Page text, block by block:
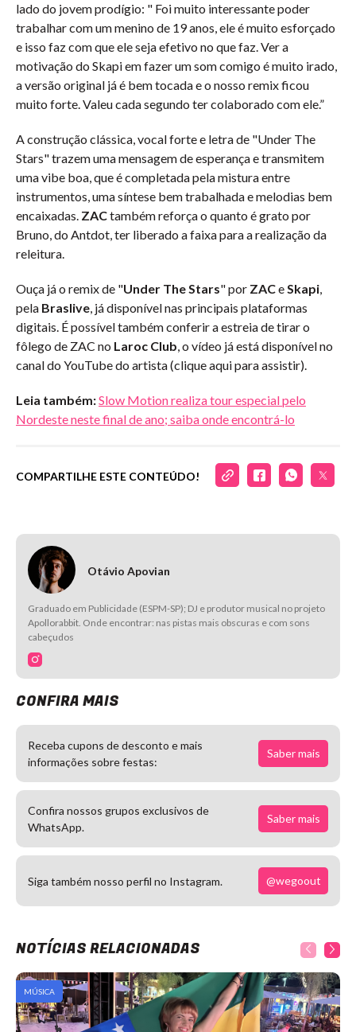
lado do jovem prodígio: " Foi muito interessante poder
trabalhar com um menino de 19 anos, ele é muito esforçado
e isso faz com que ele seja efetivo no que faz. Ver a
motivação do Skapi em fazer um som comigo é muito irado,
a versão original já é bem tocada e o nosso remix ficou
muito forte. Valeu cada segundo ter colaborado com ele.”
A construção clássica, vocal forte e letra de "Under The
Stars" trazem uma mensagem de esperança e transmitem
uma vibe boa, que é completada pela mistura entre
instrumentos, uma síntese bem trabalhada e melodias bem
encaixadas. ZACtambém reforça o quanto é grato por
Bruno, do Antdot, ter liberado a faixa para a realização da
releitura.
Ouça já o remix de "Under The Stars" por ZACeSkapi,
pela Braslive, já disponível nas principais plataformas
digitais. É possível também conferir a estreia de tirar o
fôlego de ZAC no Laroc Club, o vídeo já está disponível no
canal do YouTube do artista (clique aqui para assistir).
Leia também:Slow Motion realiza tour especial pelo
Nordeste neste final de ano; saiba onde encontrá-lo
COMPARTILHE ESTE CONTEÚDO!
Otávio Apovian
Graduado em Publicidade (ESPM-SP); DJ e produtor musical no projeto
Apollorabbit. Onde encontrar: nas pistas mais obscuras e com sons
cabeçudos
CONFIRA MAIS
Receba cupons de desconto e mais
informações sobre festas:
Saber mais
Confira nossos grupos exclusivos de
WhatsApp.
Saber mais
Siga também nosso perfil no Instagram. @wegoout
NOTÍCIAS RELACIONADAS
MÚSICA